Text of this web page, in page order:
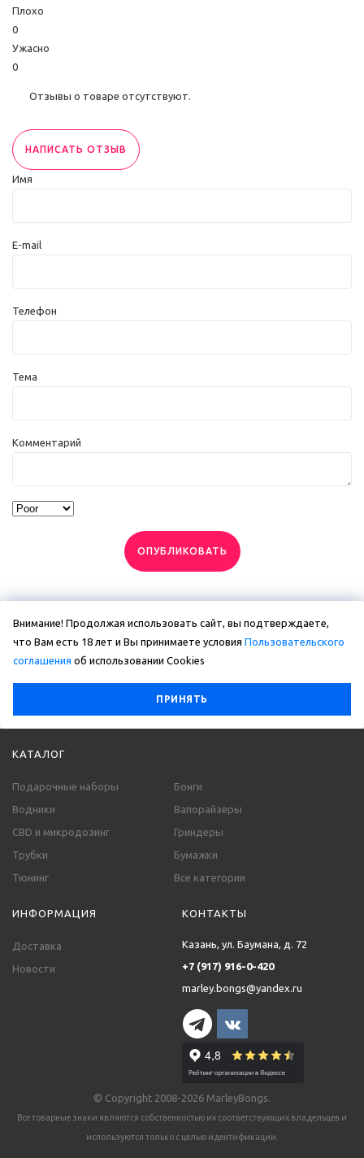
Плохо
0
Ужасно
0
Отзывы о товаре отсутствуют.
НАПИСАТЬ ОТЗЫВ
Имя
E-mail
Телефон
Тема
Комментарий
ОПУБЛИКОВАТЬ
Внимание! Продолжая использовать сайт, вы подтверждаете,
что Вам есть 18 лет и Вы принимаете условия Пользовательского
соглашения об использовании Сookies
ПРИНЯТЬ
КАТАЛОГ
Подарочные наборы
Бонги
Водники
Вапорайзеры
CBD и микродозинг
Гриндеры
Трубки
Бумажки
Тюнинг
Все категории
ИНФОРМАЦИЯ
Доставка
Новости
КОНТАКТЫ
Казань, ул. Баумана, д. 72
+7 (917) 916-0-420
marley.bongs@yandex.ru
© Copyright 2008-2026 MarleyBongs.
Все товарные знаки являются собственностью их соответствующих владельцев и
используются только с целью идентификации.